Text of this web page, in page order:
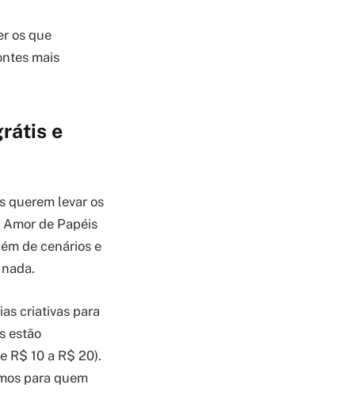
os que
mais
e
querem levar os
de Papéis
de cenários e
criativas para
estão
R$ 10 a R$ 20).
para quem